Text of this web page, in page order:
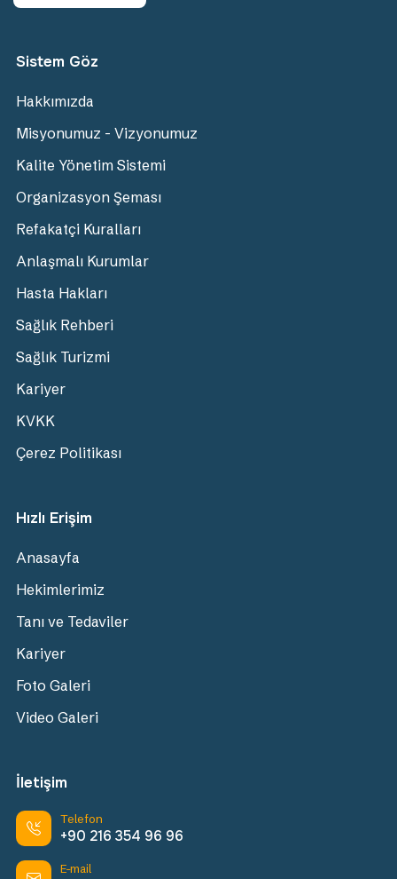
Sistem Göz
Hakkımızda
Misyonumuz - Vizyonumuz
Kalite Yönetim Sistemi
Organizasyon Şeması
Refakatçi Kuralları
Anlaşmalı Kurumlar
Hasta Hakları
Sağlık Rehberi
Sağlık Turizmi
Kariyer
KVKK
Çerez Politikası
Hızlı Erişim
Anasayfa
Hekimlerimiz
Tanı ve Tedaviler
Kariyer
Foto Galeri
Video Galeri
İletişim
Telefon
+90 216 354 96 96
E-mail